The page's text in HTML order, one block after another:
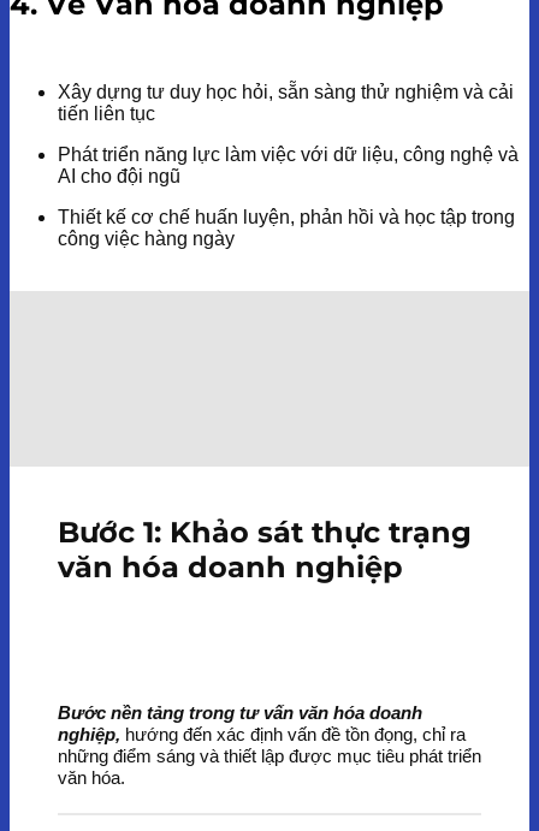
Xây dựng tư duy học hỏi, sẵn sàng thử nghiệm và cải
tiến liên tục
Phát triển năng lực làm việc với dữ liệu, công nghệ và
AI cho đội ngũ
Thiết kế cơ chế huấn luyện, phản hồi và học tập trong
công việc hàng ngày
Bước 1: Khảo sát thực trạng
văn hóa doanh nghiệp
Bước nền tảng trong tư vấn văn hóa doanh
nghiệp, hướng đến xác định vấn đề tồn đọng, chỉ ra
những điểm sáng và thiết lập được mục tiêu phát triển
văn hóa.